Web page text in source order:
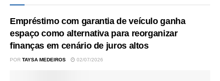
Empréstimo com garantia de veículo ganha
espaço como alternativa para reorganizar
finanças em cenário de juros altos
POR TAYSA MEDEIROS 02/07/2026